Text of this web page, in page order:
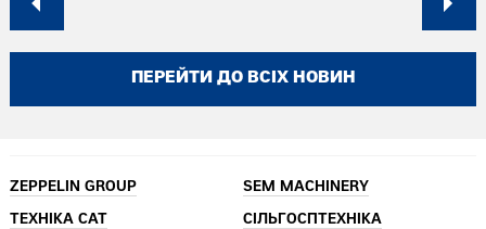
ПЕРЕЙТИ ДО ВСІХ НОВИН
ZEPPELIN GROUP SEM MACHINERY
ТЕХНІКА CAT СІЛЬГОСПТЕХНІКА